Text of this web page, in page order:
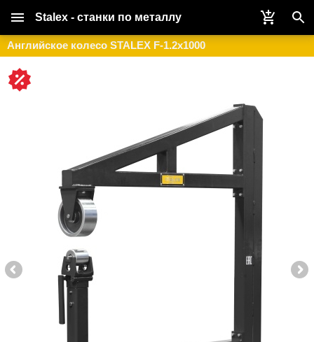
Stalex - станки по металлу
Английское колесо STALEX F-1.2х1000